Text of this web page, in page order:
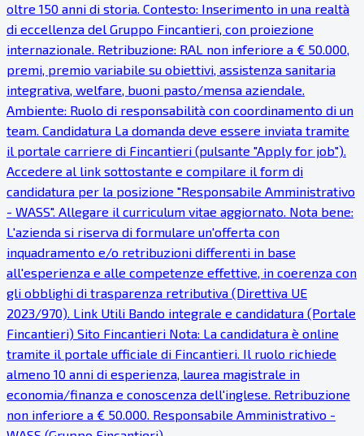
oltre 150 anni di storia. Contesto: Inserimento in una realtà
di eccellenza del Gruppo Fincantieri, con proiezione
internazionale. Retribuzione: RAL non inferiore a € 50.000,
premi, premio variabile su obiettivi, assistenza sanitaria
integrativa, welfare, buoni pasto/mensa aziendale.
Ambiente: Ruolo di responsabilità con coordinamento di un
team. Candidatura La domanda deve essere inviata tramite
il portale carriere di Fincantieri (pulsante "Apply for job").
Accedere al link sottostante e compilare il form di
candidatura per la posizione "Responsabile Amministrativo
- WASS". Allegare il curriculum vitae aggiornato. Nota bene:
L'azienda si riserva di formulare un'offerta con
inquadramento e/o retribuzioni differenti in base
all'esperienza e alle competenze effettive, in coerenza con
gli obblighi di trasparenza retributiva (Direttiva UE
2023/970). Link Utili Bando integrale e candidatura (Portale
Fincantieri) Sito Fincantieri Nota: La candidatura è online
tramite il portale ufficiale di Fincantieri. Il ruolo richiede
almeno 10 anni di esperienza, laurea magistrale in
economia/finanza e conoscenza dell'inglese. Retribuzione
non inferiore a € 50.000. Responsabile Amministrativo -